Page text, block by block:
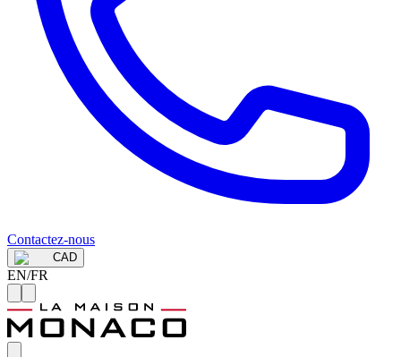
Contactez-nous
CAD
EN/FR